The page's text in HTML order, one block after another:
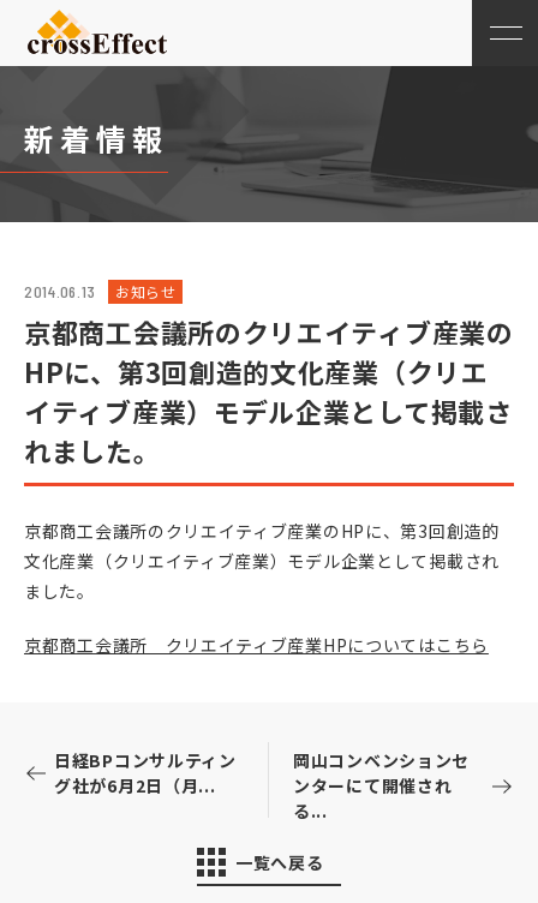
新着情報
2014.06.13 お知らせ
京都商工会議所のクリエイティブ産業の
HPに、第3回創造的文化産業（クリエ
イティブ産業）モデル企業として掲載さ
れました。
京都商工会議所のクリエイティブ産業のHPに、第3回創造的
文化産業（クリエイティブ産業）モデル企業として掲載され
ました。
京都商工会議所 クリエイティブ産業HPについてはこちら
日経BPコンサルティン
グ社が6月2日（月...
一覧へ戻る
岡山コンベンションセ
ンターにて開催され
る...